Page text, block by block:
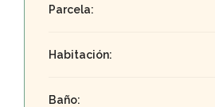
Parcela:
Habitación:
Baño: